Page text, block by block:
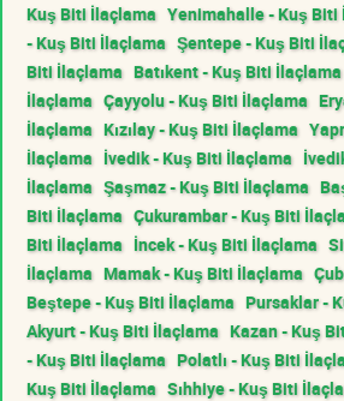
Kuş Biti İlaçlama Yenimahalle - Kuş Biti
- Kuş Biti İlaçlama Şentepe - Kuş Biti
Biti İlaçlama Batıkent - Kuş Biti İlaçlama
İlaçlama Çayyolu - Kuş Biti İlaçlama
İlaçlama Kızılay - Kuş Biti İlaçlama
İlaçlama İvedik - Kuş Biti İlaçlama
İlaçlama Şaşmaz - Kuş Biti İlaçlama
Biti İlaçlama Çukurambar - Kuş Biti
Biti İlaçlama İncek - Kuş Biti İlaçlama
İlaçlama Mamak - Kuş Biti İlaçlama
Beştepe - Kuş Biti İlaçlama Pursaklar -
Akyurt - Kuş Biti İlaçlama Kazan - Kuş
- Kuş Biti İlaçlama Polatlı - Kuş Biti
Kuş Biti İlaçlama Sıhhiye - Kuş Biti